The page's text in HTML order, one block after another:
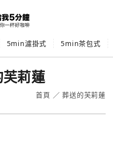
5min濾掛式 5min茶包式
莉蓮
首頁 ／葬送的芙莉蓮